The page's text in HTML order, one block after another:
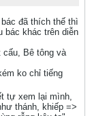
đã thích thế thì
bác khác trên diễn
Bê tông và
ko chỉ tiếng
tự xem lại mình,
thánh, khiếp =>